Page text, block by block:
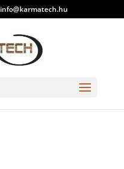
info@karmatech.hu